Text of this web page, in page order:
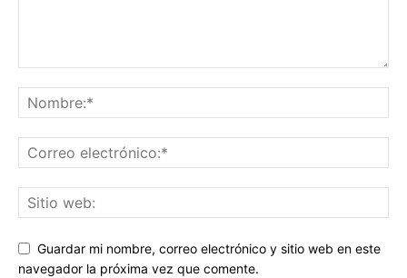
Guardar mi nombre, correo electrónico y sitio web en este
navegador la próxima vez que comente.